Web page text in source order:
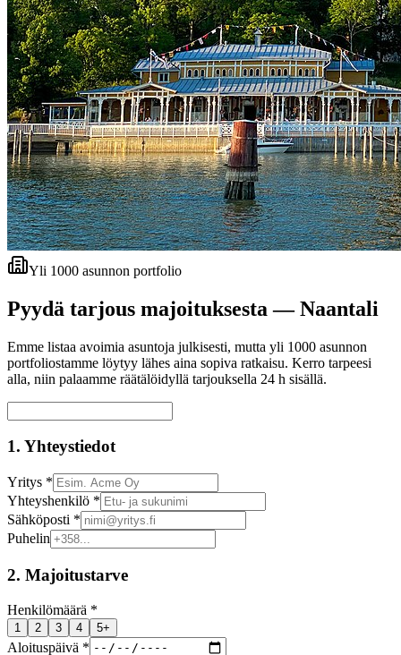
Yli 1000 asunnon portfolio
Pyydä tarjous majoituksesta —Naantali
Emme listaa avoimia asuntoja julkisesti, mutta yli 1000 asunnon
portfoliostamme löytyy lähes aina sopiva ratkaisu. Kerro tarpeesi
alla, niin palaamme räätälöidyllä tarjouksella 24 h sisällä.
1. Yhteystiedot
Yritys *
Yhteyshenkilö *
Sähköposti *
Puhelin
2. Majoitustarve
Henkilömäärä *
1 2 3 4 5+
Aloituspäivä *